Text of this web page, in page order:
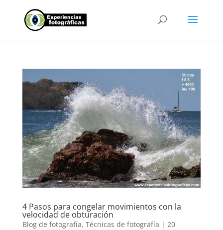
4 Pasos para congelar movimientos con la
velocidad de obturación
Blog de fotografía, Técnicas de fotografía | 20